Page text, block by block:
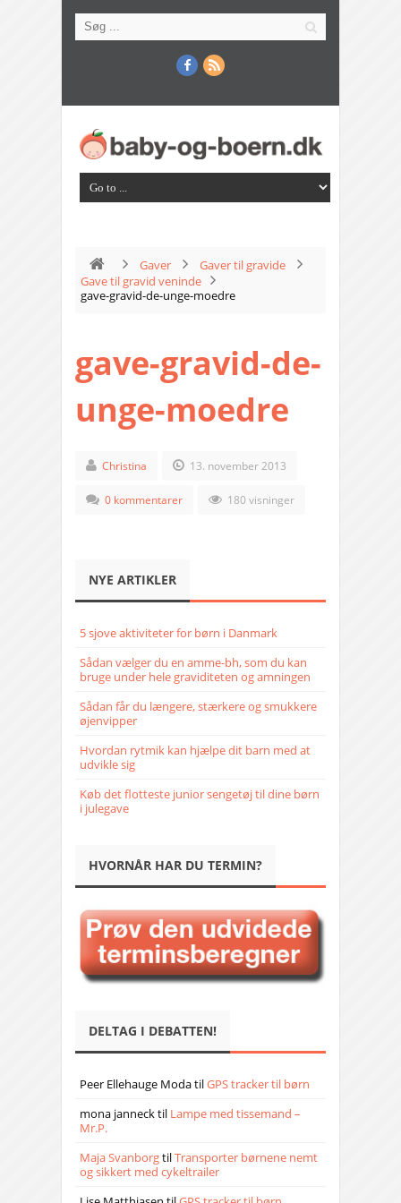
Gaver
Gaver til gravide
Gave til gravid veninde
gave-gravid-de-unge-moedre
gave-gravid-de-
unge-moedre
Christina 13. november 2013
0 kommentarer 180 visninger
NYE ARTIKLER
5 sjove aktiviteter for børn i Danmark
Sådan vælger du en amme-bh, som du kan
bruge under hele graviditeten og amningen
Sådan får du længere, stærkere og smukkere
øjenvipper
Hvordan rytmik kan hjælpe dit barn med at
udvikle sig
Køb det flotteste junior sengetøj til dine børn
i julegave
HVORNÅR HAR DU TERMIN?
DELTAG I DEBATTEN!
Peer Ellehauge ModatilGPS tracker til børn
mona jannecktil Lampe med tissemand –
Mr.P.
Maja SvanborgtilTransporter børnene nemt
og sikkert med cykeltrailer